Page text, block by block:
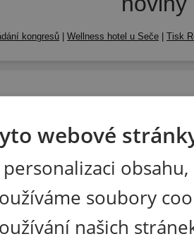
kongresů Wellness hotel u Seče Tisk
webové
personalizaci
soubory
našich